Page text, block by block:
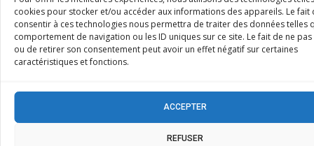
cookies pour stocker et/ou accéder aux informations des appareils. Le fait
consentir à ces technologies nous permettra de traiter des données telles
comportement de navigation ou les ID uniques sur ce site. Le fait de ne
ou de retirer son consentement peut avoir un effet négatif sur certaines
caractéristiques et fonctions.
ACCEPTER
REFUSER
Besoin d’informations sur
cet appareil ?
pour vous conseiller, établir un devis ou vous